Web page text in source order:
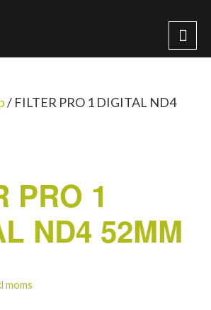
/ FILTER PRO 1 DIGITAL ND4
PRO 1
ND4 52MM
moms